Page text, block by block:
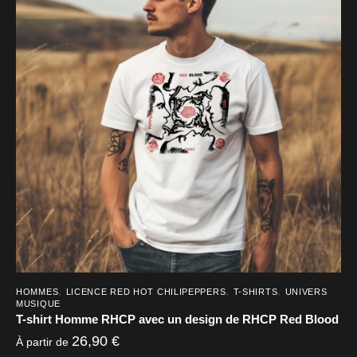
variations.
Les
options
peuvent
être
choisies
sur
la
du
produit
HOMMES, LICENCE RED HOT CHILIPEPPERS, T-SHIRTS, UNIVERS
MUSIQUE
T-shirt Homme RHCP avec un design de RHCP Red Blood
À partir de 26,90 €